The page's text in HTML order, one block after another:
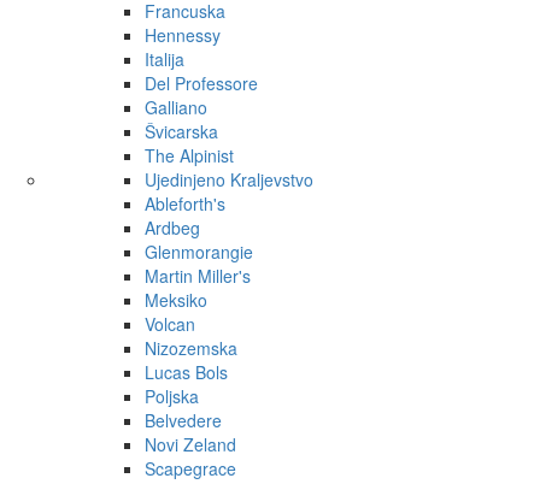
Francuska
Hennessy
Italija
Del Professore
Galliano
Švicarska
The Alpinist
Ujedinjeno Kraljevstvo
Ableforth's
Ardbeg
Glenmorangie
Martin Miller's
Meksiko
Volcan
Nizozemska
Lucas Bols
Poljska
Belvedere
Novi Zeland
Scapegrace